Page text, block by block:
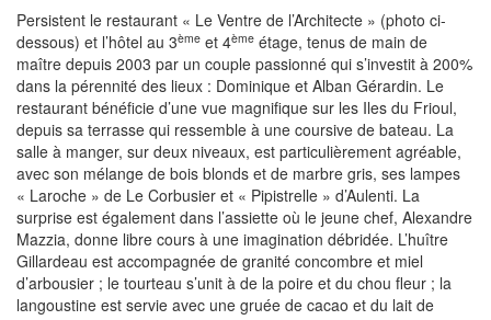
Persistent le restaurant « Le Ventre de l’Architecte » (photo ci-
dessous) et l’hôtel au 3ème et 4ème étage, tenus de main de
maître depuis 2003 par un couple passionné qui s’investit à 200%
dans la pérennité des lieux : Dominique et Alban Gérardin. Le
restaurant bénéficie d’une vue magnifique sur les Iles du Frioul,
depuis sa terrasse qui ressemble à une coursive de bateau. La
salle à manger, sur deux niveaux, est particulièrement agréable,
avec son mélange de bois blonds et de marbre gris, ses lampes
« Laroche » de Le Corbusier et « Pipistrelle » d’Aulenti. La
surprise est également dans l’assiette où le jeune chef, Alexandre
Mazzia, donne libre cours à une imagination débridée. L’huître
Gillardeau est accompagnée de granité concombre et miel
d’arbousier ; le tourteau s’unit à de la poire et du chou fleur ; la
langoustine est servie avec une gruée de cacao et du lait de